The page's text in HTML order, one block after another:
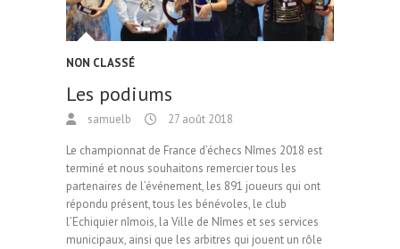
NON CLASSÉ
Les podiums
samuelb 27 août 2018
Le championnat de France d’échecs Nîmes 2018 est
terminé et nous souhaitons remercier tous les
partenaires de l’événement, les 891 joueurs qui ont
répondu présent, tous les bénévoles, le club
l’Echiquier nîmois, la Ville de Nîmes et ses services
municipaux, ainsi que les arbitres qui jouent un rôle